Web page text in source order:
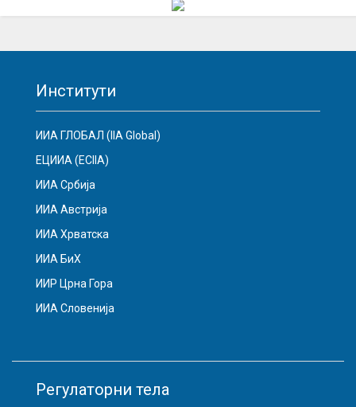
Институти
ИИА ГЛОБАЛ (IIA Global)
ЕЦИИА (ECIIA)
ИИА Србија
ИИА Австрија
ИИА Хрватска
ИИА БиХ
ИИР Црна Гора
ИИА Словенија
Регулаторни тела